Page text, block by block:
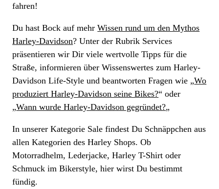
fahren!
Du hast Bock auf mehrWissen rund um den Mythos
Harley-Davidson? Unter der Rubrik Services
präsentieren wir Dir viele wertvolle Tipps für die
Straße, informieren über Wissenswertes zum Harley-
Davidson Life-Style und beantworten Fragen wie „Wo
produziert Harley-Davidson seine Bikes?“ oder
„Wann wurde Harley-Davidson gegründet?„
In unserer Kategorie Sale findest Du Schnäppchen aus
allen Kategorien des Harley Shops. Ob
Motorradhelm, Lederjacke, Harley T-Shirt oder
Schmuck im Bikerstyle, hier wirst Du bestimmt
fündig.